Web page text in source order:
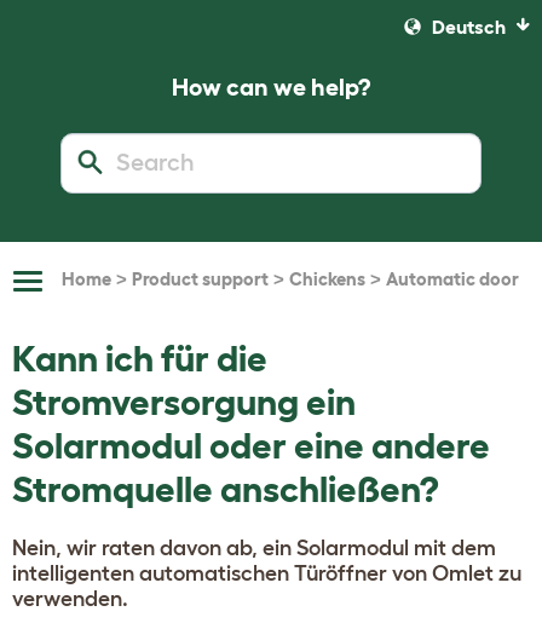
Deutsch
How can we help?
ToggleHome > Product support > Chickens > Automatic door
Kann ich für die
Stromversorgung ein
Solarmodul oder eine andere
Stromquelle anschließen?
Nein, wir raten davon ab, ein Solarmodul mit dem
intelligenten automatischen Türöffner von Omlet zu
verwenden.